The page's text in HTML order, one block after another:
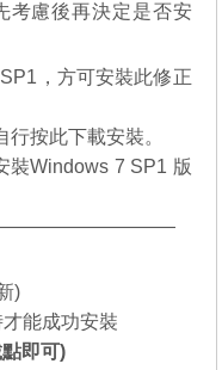
考慮後再決定是否安
，方可安裝此修正
行按此下載安裝。
裝Windows 7 SP1 版
)
能成功安裝
即可)